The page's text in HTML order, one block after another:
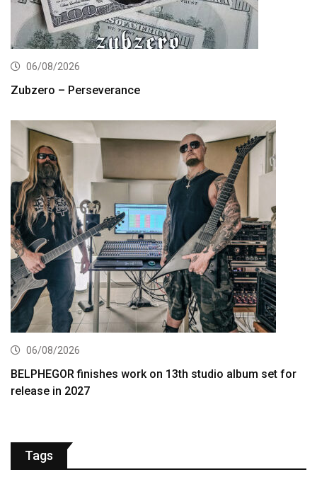
06/08/2026
Zubzero – Perseverance
06/08/2026
BELPHEGOR finishes work on 13th studio album set for
release in 2027
Tags